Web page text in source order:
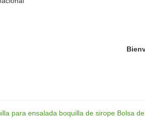
para ensalada boquilla de sirope Bolsa